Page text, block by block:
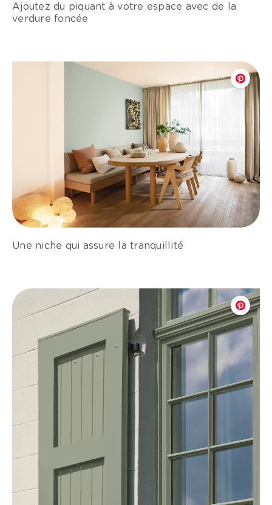
Ajoutez du piquant à votre espace avec de la
verdure foncée
Une niche qui assure la tranquillité